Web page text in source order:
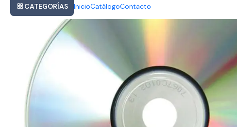
CATEGORÍAS InicioCatálogoContacto